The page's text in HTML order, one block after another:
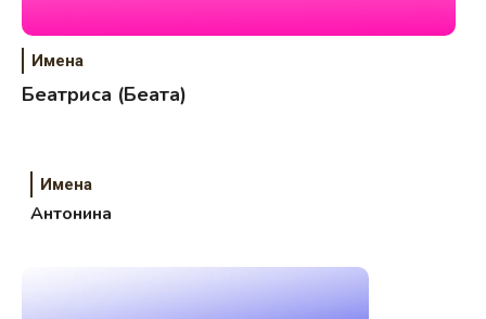
Имена
Беатриса (Беата)
Имена
Антонина